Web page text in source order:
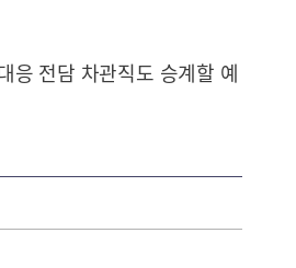
응 전담 차관직도 승계할 예